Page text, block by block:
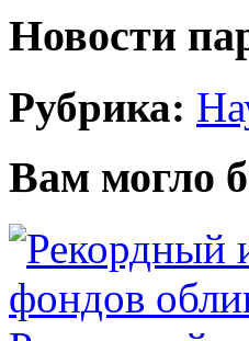
Новости
Рубрика:
Вам могло